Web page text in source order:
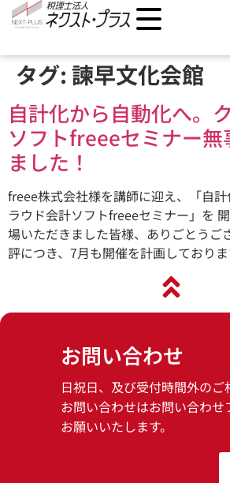
タグ: 諫早文化会館
自計化から自動化へ。
ソフトfreeeセミナー無
ました！
freee株式会社様を講師に迎え、「自
ラウド会計ソフトfreeeセミナー」を
場いただきました皆様、ありごとうご
評につき、7月も開催を計画しており
お問い合わせ
日祝日、及び受付時間外のご
お問い合わせはお問い合わせ
お願いいたします。